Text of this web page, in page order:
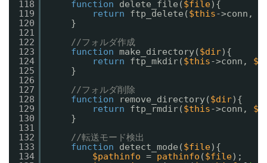
118
119
120
121
122
123
124
125
126
127
128
129
130
131
132
133
134
function delete_file($file){
return
ftp_delete($this->conn,
}
//フォルダ作成
function make_directory($dir){
return
ftp_mkdir($this->conn,
}
//フォルダ削除
function
remove_directory($dir){
return
ftp_rmdir($this->conn,
}
//転送モード検出
function
detect_mode($file){
$pathinfo = pathinfo ($file);